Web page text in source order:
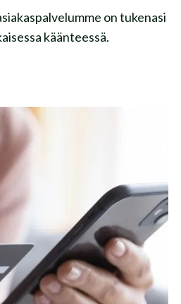
on tukenasi
käänteessä.